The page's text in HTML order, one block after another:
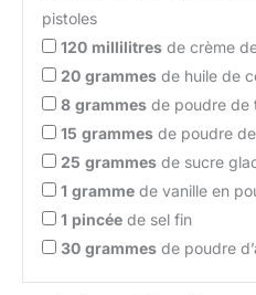
pistoles
120 millilitres de crème
20 grammes de huile de
8 grammes de poudre de
15 grammes de poudre
25 grammes de sucre
1 gramme de vanille en
1 pincée de sel fin
30 grammes de poudre